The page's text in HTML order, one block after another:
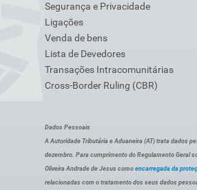
Segurança e Privacidade
Ligações
Venda de bens
Lista de Devedores
Transações Intracomunitárias
Cross-Border Ruling (CBR)
Dados Pessoais
A Autoridade Tributária e Aduaneira (AT) trata dados
dezembro. Para cumprimento do Regulamento Geral
Oliveira Andrade de Jesus como encarregada da
relacionadas com o tratamento dos seus dados